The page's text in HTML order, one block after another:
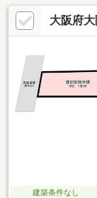
ン・セブンイレブ
（440m）・イズ
駅前店 徒歩6分（
北中学校 徒歩8分
大阪府
建築条件なし